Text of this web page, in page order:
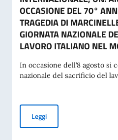
OCCASIONE DEL 70°
TRAGEDIA DI
GIORNATA NAZIONALE
LAVORO ITALIANO NEL
In occasione dell’8 agosto si
nazionale del sacrificio del
LeggiMESSAGGIO DEL VICE